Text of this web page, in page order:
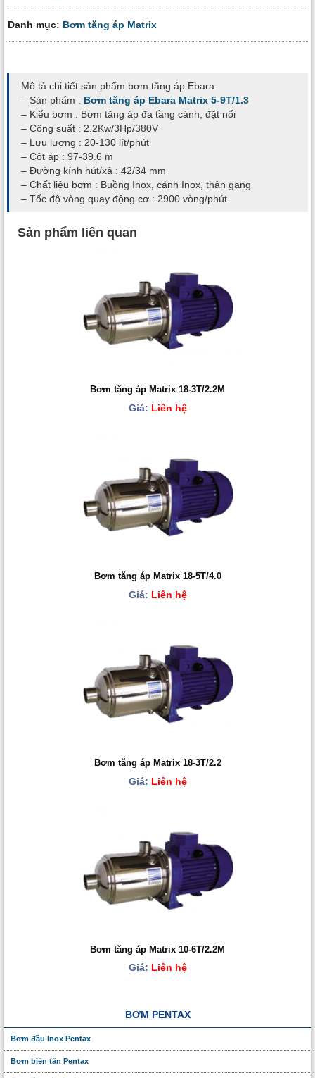
Danh mục: Bơm tăng áp Matrix
Mô tả chi tiết sản phẩm bơm tăng áp Ebara
– Sản phẩm : Bơm tăng áp Ebara Matrix 5-9T/1.3
– Kiểu bơm : Bơm tăng áp đa tầng cánh, đặt nổi
– Công suất : 2.2Kw/3Hp/380V
– Lưu lượng : 20-130 lít/phút
– Cột áp : 97-39.6 m
– Đường kính hút/xả : 42/34 mm
– Chất liêu bơm : Buồng Inox, cánh Inox, thân gang
– Tốc độ vòng quay động cơ : 2900 vòng/phút
Sản phẩm liên quan
Bơm tăng áp Matrix 18-3T/2.2M
Giá: Liên hệ
Bơm tăng áp Matrix 18-5T/4.0
Giá: Liên hệ
Bơm tăng áp Matrix 18-3T/2.2
Giá: Liên hệ
Bơm tăng áp Matrix 10-6T/2.2M
Giá: Liên hệ
BƠM PENTAX
Bơm đầu Inox Pentax
Bơm biến tần Pentax